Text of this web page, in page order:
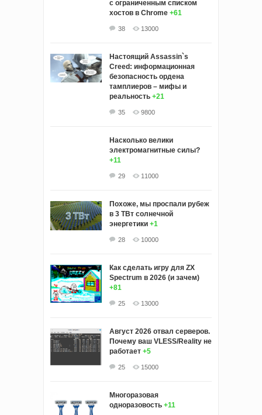
с ограниченным списком
хостов в Chrome +61
38 13000
Настоящий Assassin`s
Creed: информационная
безопасность ордена
тамплиеров – мифы и
реальность +21
35 9800
Насколько велики
электромагнитные силы?
+11
29 11000
Похоже, мы проспали рубеж
в 3 ТВт солнечной
энергетики +1
28 10000
Как сделать игру для ZX
Spectrum в 2026 (и зачем)
+81
25 13000
Август 2026 отвал серверов.
Почему ваш VLESS/Reality не
работает +5
25 15000
Многоразовая
одноразовость +11